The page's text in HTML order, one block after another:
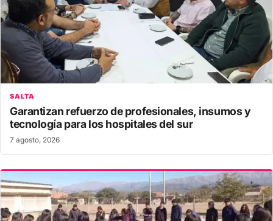
SALTA
Garantizan refuerzo de profesionales, insumos y
tecnología para los hospitales del sur
7 agosto, 2026